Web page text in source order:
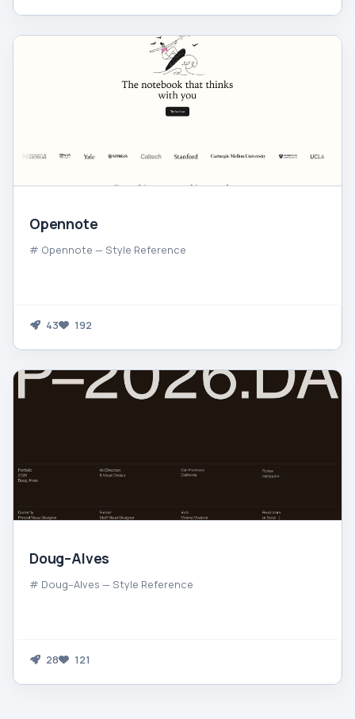
Opennote
# Opennote — Style Reference
43 192
Doug–Alves
# Doug–Alves — Style Reference
28 121